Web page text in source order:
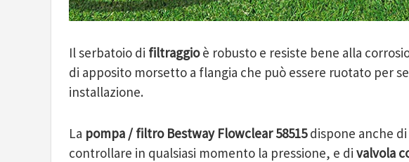
Il serbatoio di filtraggioè robusto e resiste bene alla
di apposito morsetto a flangia che può essere ruotato per
installazione.
La pompa / filtro Bestway Flowclear 58515dispone anche di
controllare in qualsiasi momento la pressione, e di valvola